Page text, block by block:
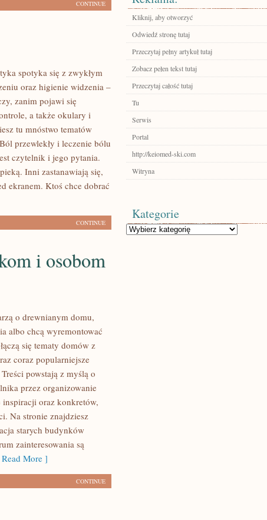
CONTINUE
spotyka się z zwykłym
oraz higienie widzenia –
zanim pojawi się
a także okulary i
tu mnóstwo tematów
przewlekły i leczenie bólu
czytelnik i jego pytania.
Inni zastanawiają się,
ekranem. Ktoś chce dobrać
CONTINUE
i osobom
o drewnianym domu,
albo chcą wyremontować
się tematy domów z
coraz popularniejsze
powstają z myślą o
przez organizowanie
oraz konkretów,
Na stronie znajdziesz
starych budynków
zainteresowania są
More ]
CONTINUE
Kliknij, aby otworzyć
Odwiedź stronę tutaj
Przeczytaj pełny artykuł tutaj
Zobacz pełen tekst tutaj
Przeczytaj całość tutaj
Tu
Serwis
Portal
http://keiomed-ski.com
Witryna
Kategorie
Kategorie